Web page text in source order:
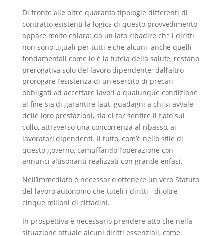
Di fronte alle oltre quaranta tipologie differenti di
contratto esistenti la logica di questo provvedimento
appare molto chiara: da un lato ribadire che i diritti
non sono uguali per tutti e che alcuni, anche quelli
fondamentali come lo è la tutela della salute, restano
prerogativa solo del lavoro dipendente; dall’altro
prorogare l’esistenza di un esercito di precari
obbligati ad accettare lavori a qualunque condizione
al fine sia di garantire lauti guadagni a chi si avvale
delle loro prestazioni, sia di far sentire il fiato sul
collo, attraverso una concorrenza al ribasso, ai
lavoratori dipendenti. Il tutto, com’è nello stile di
questo governo, camuffando l’operazione con
annunci altisonanti realizzati con grande enfasi.
Nell’immediato è necessario ottenere un vero Statuto
del lavoro autonomo che tuteli i diritti di oltre
cinque milioni di cittadini.
In prospettiva è necessario prendere atto che nella
situazione attuale alcuni diritti essenziali, come